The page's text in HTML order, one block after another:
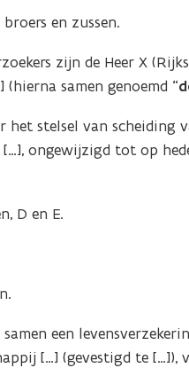
en zussen.
zijn de Heer X
samen genoemd “
het stelsel van
ongewijzigd tot op
D en E.
samen een
[…] (gevestigd te […]),